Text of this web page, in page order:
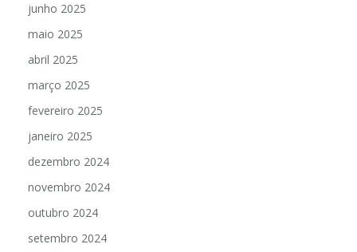
junho 2025
maio 2025
abril 2025
março 2025
fevereiro 2025
janeiro 2025
dezembro 2024
novembro 2024
outubro 2024
setembro 2024